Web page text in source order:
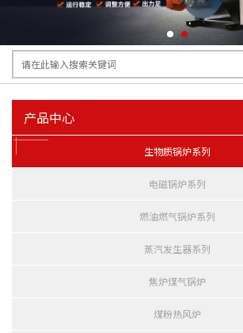
产品中心
生物质锅炉系列
电磁锅炉系列
燃油燃气锅炉系列
蒸汽发生器系列
焦炉煤气锅炉
煤粉热风炉